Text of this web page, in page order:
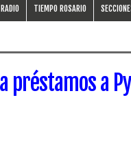
RADIO TIEMPO ROSARIO
préstamos a